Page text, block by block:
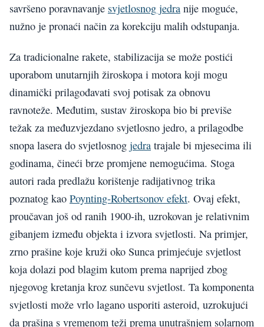
savršeno poravnavanje svjetlosnog jedra nije moguće,
nužno je pronaći način za korekciju malih odstupanja.
Za tradicionalne rakete, stabilizacija se može postići
uporabom unutarnjih žiroskopa i motora koji mogu
dinamički prilagođavati svoj potisak za obnovu
ravnoteže. Međutim, sustav žiroskopa bio bi previše
težak za međuzvjezdano svjetlosno jedro, a prilagodbe
snopa lasera do svjetlosnog jedra trajale bi mjesecima ili
godinama, čineći brze promjene nemogućima. Stoga
autori rada predlažu korištenje radijativnog trika
poznatog kao Poynting-Robertsonov efekt. Ovaj efekt,
proučavan još od ranih 1900-ih, uzrokovan je relativnim
gibanjem između objekta i izvora svjetlosti. Na primjer,
zrno prašine koje kruži oko Sunca primjećuje svjetlost
koja dolazi pod blagim kutom prema naprijed zbog
njegovog kretanja kroz sunčevu svjetlost. Ta komponenta
svjetlosti može vrlo lagano usporiti asteroid, uzrokujući
da prašina s vremenom teži prema unutrašnjem solarnom